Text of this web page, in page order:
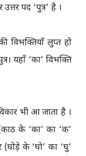
पद ‘पुत्र’ है ।
विभक्तियाँ लुप्त हो
यहाँ ‘का’ विभक्ति
भी आ जाता है ।
के ‘का’ का ‘क’
के ‘घो’ का ‘घु’